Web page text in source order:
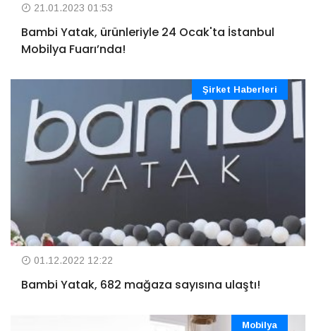
21.01.2023 01:53
Bambi Yatak, ürünleriyle 24 Ocak'ta İstanbul
Mobilya Fuarı’nda!
Şirket Haberleri
01.12.2022 12:22
Bambi Yatak, 682 mağaza sayısına ulaştı!
Mobilya